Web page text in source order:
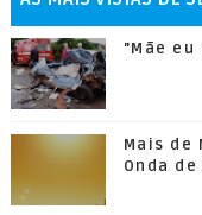
"Mãe
Mais de
Onda